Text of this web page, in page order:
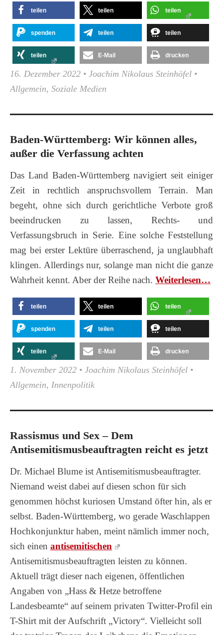
teilen teilen teilen
spenden teilen teilen
teilen E-Mail drucken
16. Dezember 2022 • Joachim Nikolaus Steinhöfel •
Allgemein, Soziale Medien
Baden-Württemberg: Wir können alles,
außer die Verfassung achten
Das Land Baden-Württemberg navigiert seit einiger
Zeit in rechtlich anspruchsvollem Terrain. Man
begeht, ohne sich durch gerichtliche Verbote groß
beeindrucken zu lassen, Rechts- und
Verfassungsbruch in Serie. Eine solche Feststellung
mag bei erster Lektüre überraschend, ja unglaubhaft
klingen. Allerdings nur, solange man nicht die ganze
Wahrheit kennt. Aber der Reihe nach. Wei­ter­le­sen…
teilen teilen teilen
spenden teilen teilen
teilen E-Mail drucken
1. November 2022 • Joachim Nikolaus Steinhöfel •
Allgemein, Innenpolitik
Rassismus und Sex – Dem
Antisemitismusbeauftragten reicht es jetzt
Dr. Michael Blume ist Antisemitismusbeauftragter.
Niemand weist dabei auf diesen schon für sich
genommen höchst kuriosen Umstand öfter hin, als er
selbst. Baden-Württemberg, wo gerade Waschlappen
Hochkonjunktur haben, meint nämlich immer noch,
sich einen antisemitischen
Antisemitismusbeauftragten leisten zu können.
Aktuell trägt dieser nach eigenen, öffentlichen
Angaben von „Hass & Hetze betroffene
Landesbeamte“ auf seinem privaten Twitter-Profil ein
T-Shirt mit der Aufschrift „Victory“. Vielleicht soll